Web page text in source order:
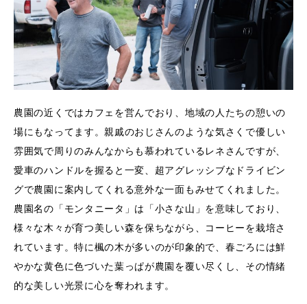
農園の近くではカフェを営んでおり、地域の人たちの憩いの
場にもなってます。親戚のおじさんのような気さくで優しい
雰囲気で周りのみんなからも慕われているレネさんですが、
愛車のハンドルを握ると一変、超アグレッシブなドライビン
グで農園に案内してくれる意外な一面もみせてくれました。
農園名の「モンタニータ」は「小さな山」を意味しており、
様々な木々が育つ美しい森を保ちながら、コーヒーを栽培さ
れています。特に楓の木が多いのが印象的で、春ごろには鮮
やかな黄色に色づいた葉っぱが農園を覆い尽くし、その情緒
的な美しい光景に心を奪われます。